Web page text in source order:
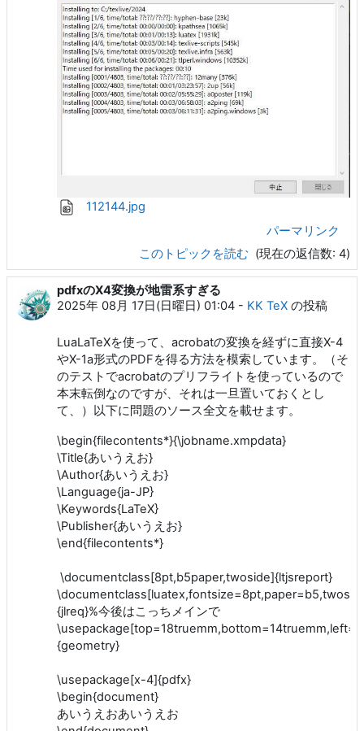
112144.jpg
パーマリンク
このトピックを読む (現在の返信数: 4)
pdfxのX4変換が地雷系すぎる
2025年 08月 17日(日曜日) 01:04 - KK TeX の投稿
LuaLaTeXを使って、acrobatの変換を経ずに直接X-4
やX-1a形式のPDFを得る方法を模索しています。（そ
のテストでacrobatのプリフライトを使っているので
本末転倒なのですが、それは一旦置いておくとし
て、）以下に問題のソース全文を載せます。
\begin{filecontents*}{\jobname.xmpdata}
\Title{あいうえお}
\Author{あいうえお}
\Language{ja-JP}
\Keywords{LaTeX}
\Publisher{あいうえお}
\end{filecontents*}
\documentclass[8pt,b5paper,twoside]{ltjsreport}
{jlreq}%今後はこっちメインで
{geometry}
\usepackage[x-4]{pdfx}
\begin{document}
あいうえおあいうえお